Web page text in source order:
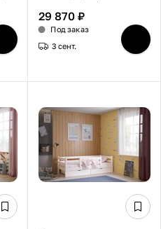
спального места 80×190
см, белая
29 870 ₽
Под заказ
3 сент.